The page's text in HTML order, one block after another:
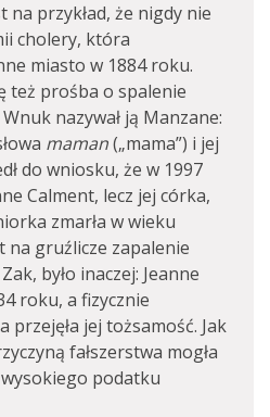
na przykład, że nigdy nie
cholery, która
miasto w 1884 roku.
też prośba o spalenie
nazywał ją Manzane:
maman(„mama”) i jej
do wniosku, że w 1997
Calment, lecz jej córka,
zmarła w wieku
na gruźlicze zapalenie
było inaczej: Jeanne
roku, a fizycznie
przejęła jej tożsamość. Jak
fałszerstwa mogła
podatku